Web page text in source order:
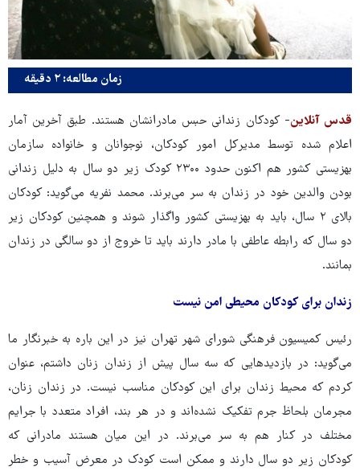
زمان مطالعه: ۲ دقیقه
قدس آنلاین- کودکان زندانی حبس مادرانشان هستند. طبق آخرین آمار
اعلام شده توسط مدیرکل امور کودکان، نوجوانان و خانواده سازمان
بهزیستی کشور هم اکنون حدود ۲۳۰۰ کودک زیر دو سال به دلیل زندانی
بودن والدین خود در زندان به سر می‌برند. محمد نفریه می‌گوید: کودکان
بالای ۲ سال، باید به بهزیستی کشور واگذار شوند و همچنین کودکان زیر
دو سال که رابطه عاطفی با مادر دارند باید تا خروج از دو سالگی در زندان
بمانند.
زندان برای کودکان محیطی امن نیست
رئیس کمیسیون فرهنگی شورای شهر تهران نیز در این باره به خبرنگار ما
می‌گوید: در بازدیدهایی که سه سال پیش از زندان زنان داشتم، عنوان
کردم که محیط زندان برای این کودکان مناسب نیست. در زندان زنان،
مجرمان بلحاظ جرم تفکیک نشده‌اند و در هر بند، افراد متعدد با جرایم
مختلف در کنار هم به سر می‌برند. در این میان هستند مادرانی که
کودکان زیر دو سال دارند و ممکن است کودک در معرض آسیب و خطر